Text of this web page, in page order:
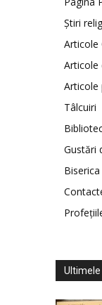
Știri
Articole
Articole
Articole
Tâlcuiri
Gustări